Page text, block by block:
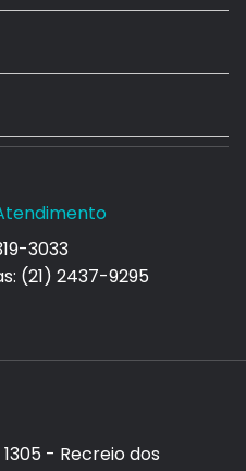
3033
(21) 2437-9295
- Recreio dos